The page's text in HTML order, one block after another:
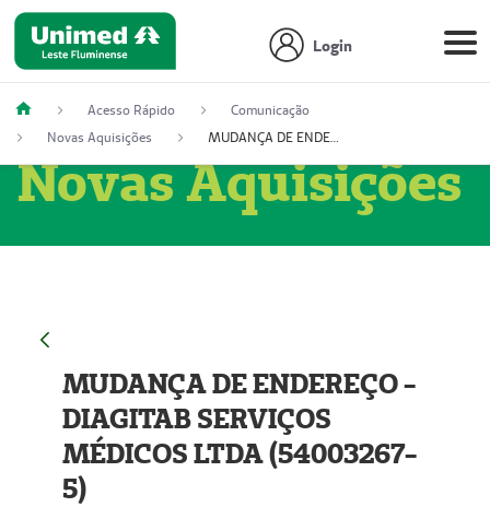
Login
Acesso Rápido
Comunicação
Novas Aquisições
MUDANÇA DE ENDEREÇO - DIAGITAB SERVIÇOS MÉDICOS LTDA (54003267-5)
Novas Aquisições
MUDANÇA DE ENDEREÇO -
DIAGITAB SERVIÇOS
MÉDICOS LTDA (54003267-
5)